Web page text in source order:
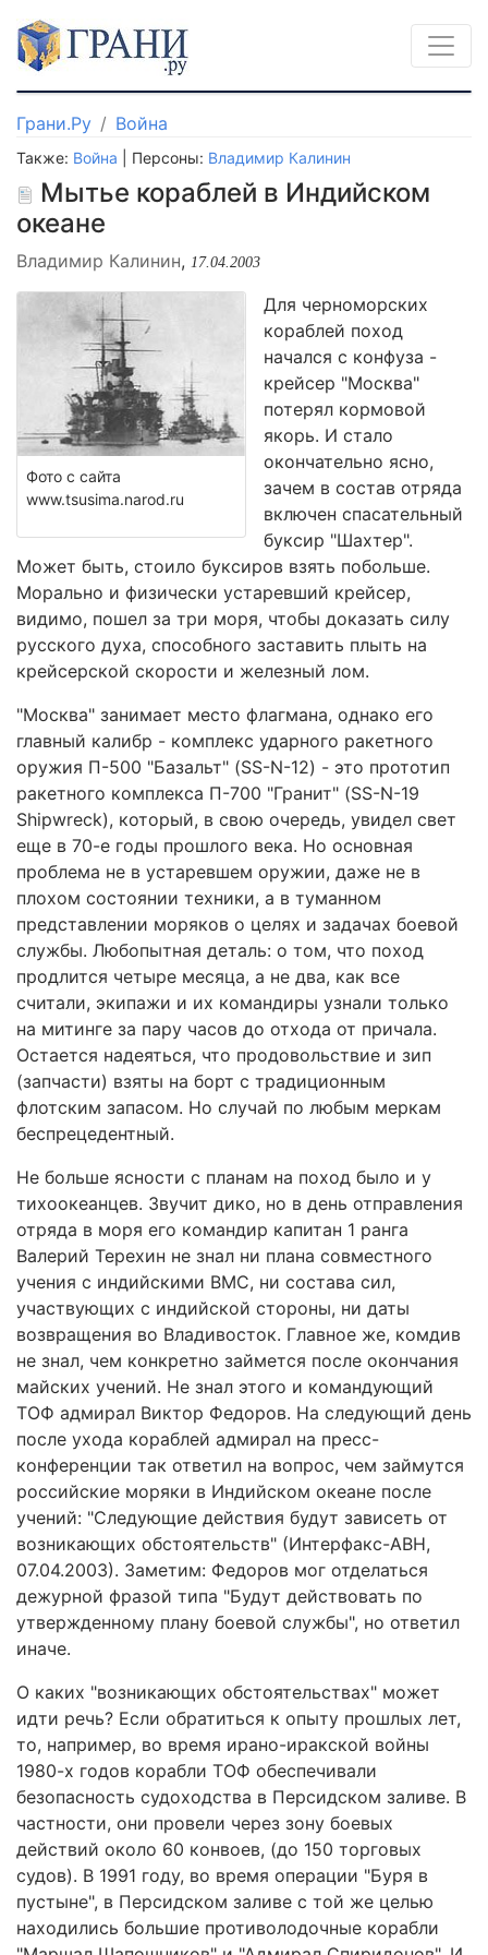
Грани.Ру Война
Также: Война | Персоны: Владимир Калинин
Мытье кораблей в Индийском
океане
Владимир Калинин, 17.04.2003
Фото с сайта
www.tsusima.narod.ru
Для черноморских
кораблей поход
начался с конфуза -
крейсер "Москва"
потерял кормовой
якорь. И стало
окончательно ясно,
зачем в состав отряда
включен спасательный
буксир "Шахтер".
Может быть, стоило буксиров взять побольше.
Морально и физически устаревший крейсер,
видимо, пошел за три моря, чтобы доказать силу
русского духа, способного заставить плыть на
крейсерской скорости и железный лом.
"Москва" занимает место флагмана, однако его
главный калибр - комплекс ударного ракетного
оружия П-500 "Базальт" (SS-N-12) - это прототип
ракетного комплекса П-700 "Гранит" (SS-N-19
Shipwreck), который, в свою очередь, увидел свет
еще в 70-е годы прошлого века. Но основная
проблема не в устаревшем оружии, даже не в
плохом состоянии техники, а в туманном
представлении моряков о целях и задачах боевой
службы. Любопытная деталь: о том, что поход
продлится четыре месяца, а не два, как все
считали, экипажи и их командиры узнали только
на митинге за пару часов до отхода от причала.
Остается надеяться, что продовольствие и зип
(запчасти) взяты на борт с традиционным
флотским запасом. Но случай по любым меркам
беспрецедентный.
Не больше ясности с планам на поход было и у
тихоокеанцев. Звучит дико, но в день отправления
отряда в моря его командир капитан 1 ранга
Валерий Терехин не знал ни плана совместного
учения с индийскими ВМС, ни состава сил,
участвующих с индийской стороны, ни даты
возвращения во Владивосток. Главное же, комдив
не знал, чем конкретно займется после окончания
майских учений. Не знал этого и командующий
ТОФ адмирал Виктор Федоров. На следующий день
после ухода кораблей адмирал на пресс-
конференции так ответил на вопрос, чем займутся
российские моряки в Индийском океане после
учений: "Следующие действия будут зависеть от
возникающих обстоятельств" (Интерфакс-АВН,
07.04.2003). Заметим: Федоров мог отделаться
дежурной фразой типа "Будут действовать по
утвержденному плану боевой службы", но ответил
иначе.
О каких "возникающих обстоятельствах" может
идти речь? Если обратиться к опыту прошлых лет,
то, например, во время ирано-иракской войны
1980-х годов корабли ТОФ обеспечивали
безопасность судоходства в Персидском заливе. В
частности, они провели через зону боевых
действий около 60 конвоев, (до 150 торговых
судов). В 1991 году, во время операции "Буря в
пустыне", в Персидском заливе с той же целью
находились большие противолодочные корабли